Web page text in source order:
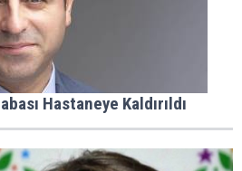
Hastaneye Kaldırıldı